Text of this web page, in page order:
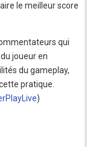
le meilleur score
qui
joueur en
du gameplay,
pratique.
)